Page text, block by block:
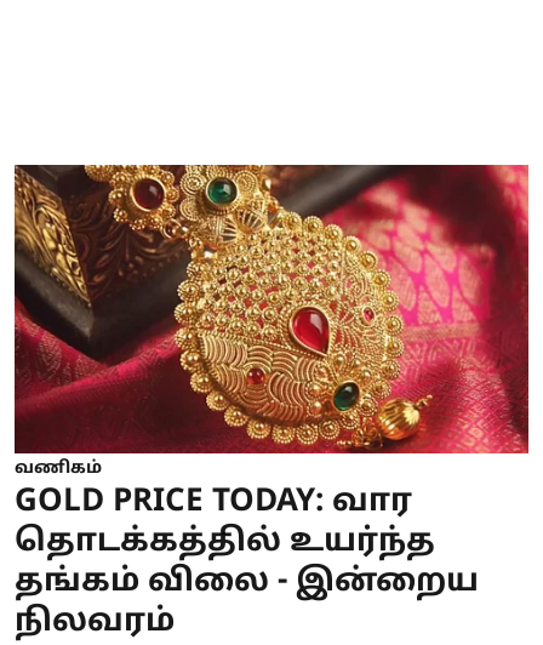
வணிகம்
GOLD PRICE TODAY: வார
தொடக்கத்தில் உயர்ந்த
தங்கம் விலை - இன்றைய
நிலவரம்